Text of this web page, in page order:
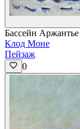
Бассейн
Клод Моне
Пейзаж
0